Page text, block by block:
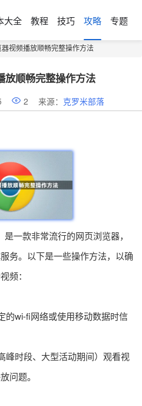
大全 教程 技巧 攻略 专题
器视频播放顺畅完整操作方法
放顺畅完整操作方法
2 来源： 克罗米部落
一款非常流行的网页浏览器，
务。以下是一些操作方法，以确
频：
的wi-fi网络或使用移动数据时信
峰时段、大型活动期间）观看视
问题。